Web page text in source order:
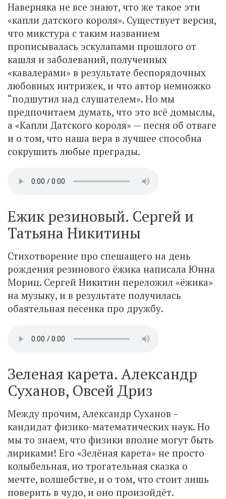
Наверняка не все знают, что же такое эти
«капли датского короля». Существует версия,
что микстура с таким названием
прописывалась эскулапами прошлого от
кашля и заболеваний, полученных
«кавалерами» в результате беспорядочных
любовных интрижек, и что автор немножко
“подшутил над слушателем». Но мы
предпочитаем думать, что это всё домыслы,
а «Капли Датского короля» — песня об отваге
и о том, что наша вера в лучшее способна
сокрушить любые преграды.
Ежик резиновый. Сергей и
Татьяна Никитины
Стихотворение про спешащего на день
рождения резинового ёжика написала Юнна
Мориц. Сергей Никитин переложил «ёжика»
на музыку, и в результате получилась
обаятельная песенка про дружбу.
Зеленая карета. Александр
Суханов, Овсей Дриз
Между прочим, Александр Суханов –
кандидат физико-математических наук. Но
мы то знаем, что физики вполне могут быть
лириками! Его «Зелёная карета» не просто
колыбельная, но трогательная сказка о
мечте, волшебстве, и о том, что стоит лишь
поверить в чудо, и оно произойдёт.